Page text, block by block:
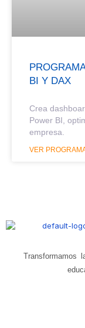
BI Y DAX
Crea
Power BI,
empresa.
VER
Transformamos